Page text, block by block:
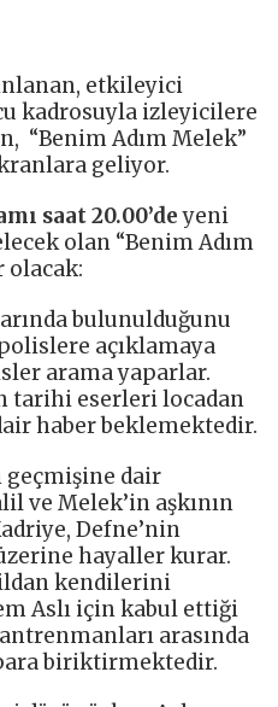
etkileyici
kadrosuyla izleyicilere
“Benim Adım Melek”
geliyor.
saat 20.00’deyeni
olan “Benim Adım
olacak:
bulunulduğunu
açıklamaya
arama yaparlar.
tarihi eserleri locadan
haber beklemektedir.
geçmişine dair
ve Melek’in aşkının
Defne’nin
hayaller kurar.
kendilerini
Aslı için kabul ettiği
arasında
biriktirmektedir.